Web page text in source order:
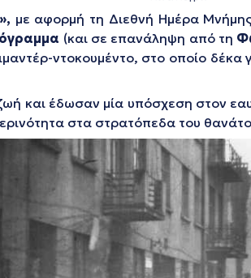
με αφορμή τη Διεθνή Ημέρα
(και σε επανάληψη από τη
ντοκουμέντο, στο οποίο
και έδωσαν μία υπόσχεση στον
στα στρατόπεδα του